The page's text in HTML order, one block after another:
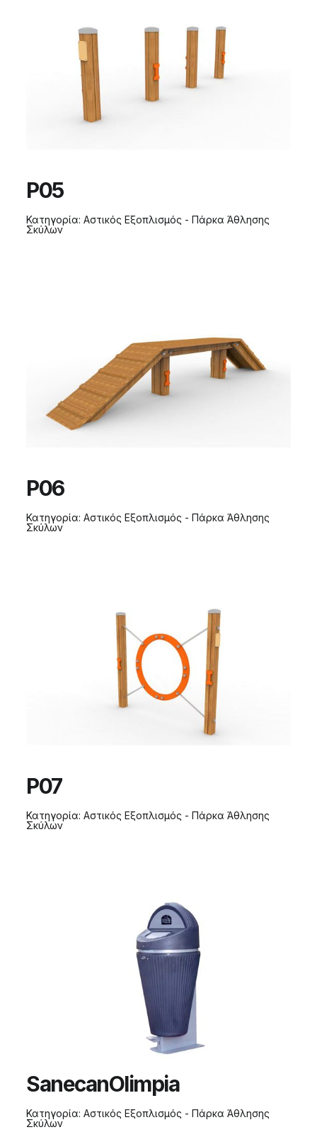
P05
Κατηγορία:Αστικός Εξοπλισμός - Πάρκα Άθλησης
Σκύλων
P06
Κατηγορία:Αστικός Εξοπλισμός - Πάρκα Άθλησης
Σκύλων
P07
Κατηγορία:Αστικός Εξοπλισμός - Πάρκα Άθλησης
Σκύλων
SanecanOlimpia
Κατηγορία:Αστικός Εξοπλισμός - Πάρκα Άθλησης
Σκύλων